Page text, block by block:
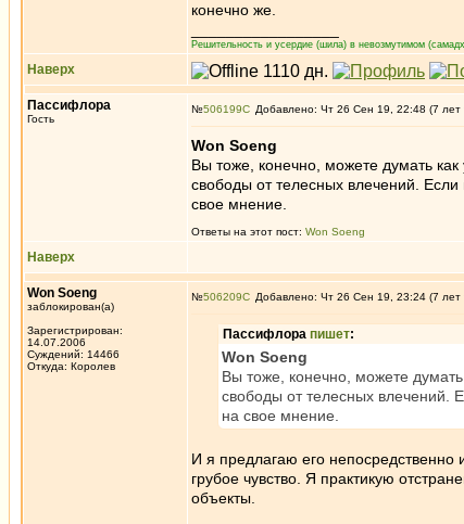
конечно же.
Решительность и усердие (шила) в невозмутимом
Наверх
Пассифлора
Гость
№506199 Добавлено: Чт 26 Сен 19, 22:48 (7 лет
Won Soeng
Вы тоже, конечно, можете думать
свободы от телесных влечений.
свое мнение.
Ответы на этот пост: Won Soeng
Наверх
Won Soeng
заблокирован(а)
Зарегистрирован:
14.07.2006
Суждений: 14466
Откуда: Королев
№506209 Добавлено: Чт 26 Сен 19, 23:24 (7 лет
Пассифлора пишет:
Won Soeng
Вы тоже, конечно, можете
свободы от телесных влечений.
на свое мнение.
И я предлагаю его непосредственно
грубое чувство. Я практикую
объекты.